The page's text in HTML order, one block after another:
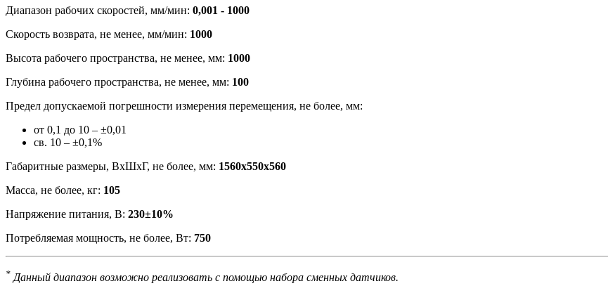
Диапазон рабочих скоростей, мм/мин: 0,001 - 1000
Скорость возврата, не менее, мм/мин: 1000
Высота рабочего пространства, не менее, мм: 1000
Глубина рабочего пространства, не менее, мм: 100
Предел допускаемой погрешности измерения перемещения, не более, мм:
от 0,1 до 10 – ±0,01
св. 10 – ±0,1%
Габаритные размеры, ВхШхГ, не более, мм: 1560х550х560
Масса, не более, кг: 105
Напряжение питания, В: 230±10%
Потребляемая мощность, не более, Вт: 750
* Данный диапазон возможно реализовать с помощью набора сменных датчиков.